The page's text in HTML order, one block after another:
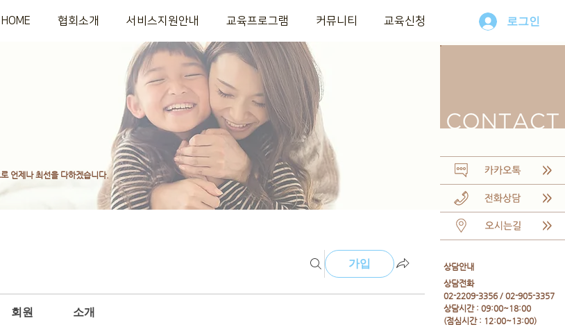
​상담안내
​상담전화
02-2209-3356 / 02-905-3357
상담시간 : 09:00~18:00
​(점심시간 : 12:00~13:00)
HOME 협회소개 서비스지원안내 교육프로그램 커뮤니티 교육신청 로그인
언제나 최선을 다하겠습니다.
가입
회원 소개